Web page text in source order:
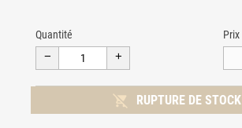
Quantité
Prix
 RUPTURE DE STOCK